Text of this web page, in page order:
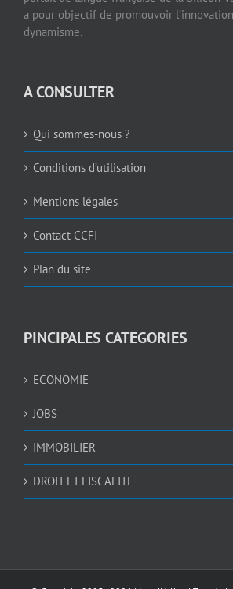
a pour objectif de promouvoir
dynamisme.
A CONSULTER
Qui sommes-nous ?
Conditions d’utilisation
Mentions légales
Contact CCFI
Plan du site
PINCIPALES CATEGORIES
ECONOMIE
JOBS
IMMOBILIER
DROIT ET FISCALITE